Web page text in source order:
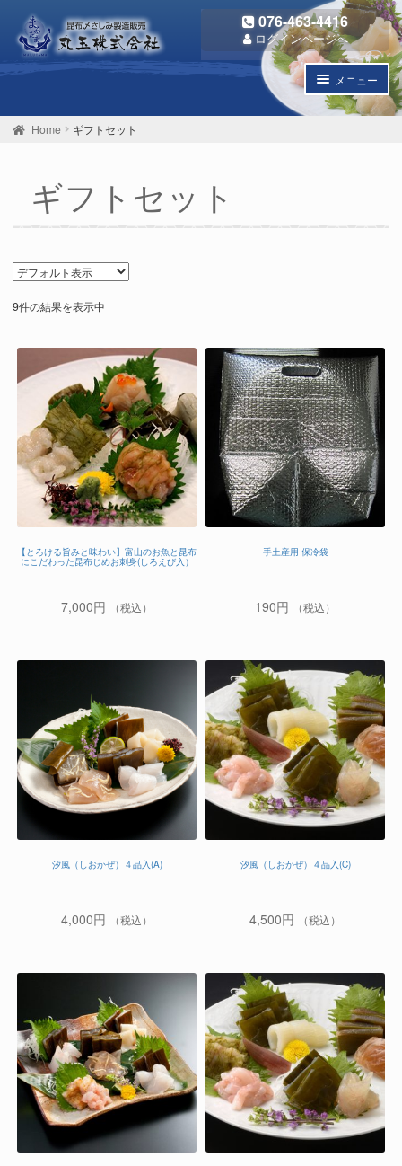
ビ
ゲ
ー
ン
ン
テ
ン
ス
076-463-4416
ログインページへ
メニュー
商品一覧
子
ギフトセット
丸玉のこだわり
ー
を
開
く
個人情報保護方針
お問い合わせ
ご利用ガイド
Home ギフトセット
ギフトセット
9件の結果を表示中
【とろける旨みと味わい】富山のお魚と昆布
にこだわった昆布じめお刺身(しろえび入）
7,000円 （税込）
手土産用 保冷袋
190円 （税込）
汐風（しおかぜ）４品入(A)
4,000円 （税込）
汐風（しおかぜ）４品入(C)
4,500円 （税込）